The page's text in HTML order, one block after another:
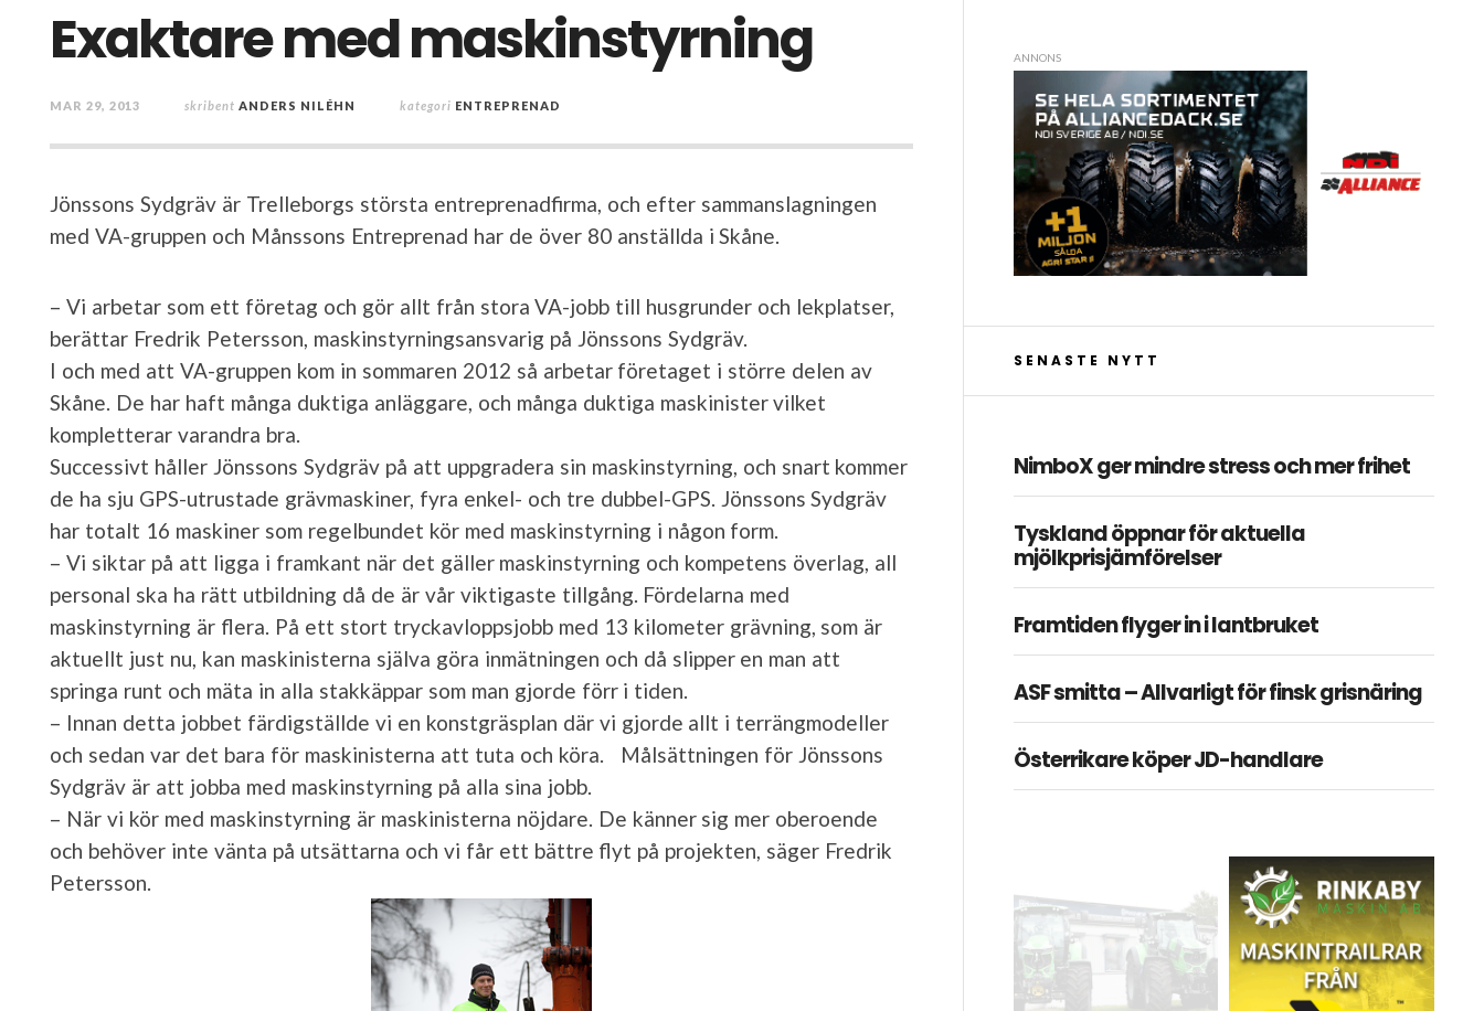
Exaktare med maskinstyrning
MAR 29, 2013 skribent ANDERS NILÉHN kategori ENTREPRENAD
Jönssons Sydgräv är Trelleborgs största entreprenadfirma, och efter sammanslagningen
med VA-gruppen och Månssons Entreprenad har de över 80 anställda i Skåne.
– Vi arbetar som ett företag och gör allt från stora VA-jobb till husgrunder och lekplatser,
berättar Fredrik Petersson, maskinstyrningsansvarig på Jönssons Sydgräv.
I och med att VA-gruppen kom in sommaren 2012 så arbetar företaget i större delen av
Skåne. De har haft många duktiga anläggare, och många duktiga maskinister vilket
kompletterar varandra bra.
Successivt håller Jönssons Sydgräv på att uppgradera sin maskinstyrning, och snart kommer
de ha sju GPS-utrustade grävmaskiner, fyra enkel- och tre dubbel-GPS. Jönssons Sydgräv
har totalt 16 maskiner som regelbundet kör med maskinstyrning i någon form.
– Vi siktar på att ligga i framkant när det gäller maskinstyrning och kompetens överlag, all
personal ska ha rätt utbildning då de är vår viktigaste tillgång. Fördelarna med
maskinstyrning är flera. På ett stort tryckavloppsjobb med 13 kilometer grävning, som är
aktuellt just nu, kan maskinisterna själva göra inmätningen och då slipper en man att
springa runt och mäta in alla stakkäppar som man gjorde förr i tiden.
– Innan detta jobbet färdigställde vi en konstgräsplan där vi gjorde allt i terrängmodeller
och sedan var det bara för maskinisterna att tuta och köra. Målsättningen för Jönssons
Sydgräv är att jobba med maskinstyrning på alla sina jobb.
– När vi kör med maskinstyrning är maskinisterna nöjdare. De känner sig mer oberoende
och behöver inte vänta på utsättarna och vi får ett bättre flyt på projekten, säger Fredrik
Petersson.
ANNONS
SENASTE NYTT
NimboX ger mindre stress och mer frihet
Tyskland öppnar för aktuella
mjölkprisjämförelser
Framtiden flyger in i lantbruket
ASF smitta – Allvarligt för finsk grisnäring
Österrikare köper JD-handlare